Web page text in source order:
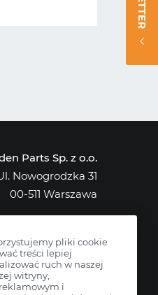
Parts Sp. z o.o.
Nowogrodzka 31
00-511 Warszawa
NIP: 701-034-91-62
KRS: 0000431421
pliki cookie
treści lepiej
ruch w naszej
witryny,
i